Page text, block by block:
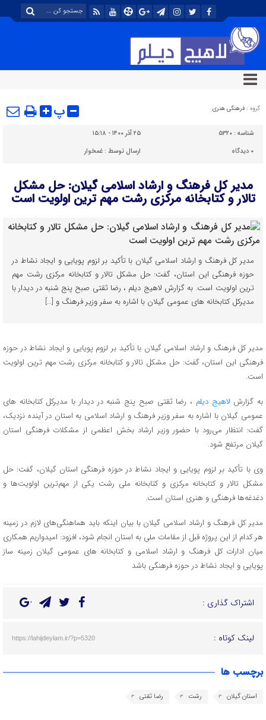
گروه : فرهنگی هنری پ
شناسه : ۵۳۲۰
۲۵ آذر ۱۴۰۰ - ۱۵:۱۸
۰ دیدگاه ارسال توسط :غمخوار
مدیر کل فرهنگ و ارشاد اسلامی گیلان: حل مشکل
تالار و کتابخانه مرکزی رشت مهم ترین اولویت است
مدیر کل فرهنگ و ارشاد اسلامی گیلان با تأکید بر لزوم پویایی و ایجاد نشاط در
حوزه فرهنگی این استان، گفت: حل مشکل تالار و کتابخانه مرکزی رشت مهم
ترین اولویت است. به گزارش لاهیج دیلم ، رضا ثقتی صبح پنج شنبه در دیدار با
مدیرکل کتابخانه های عمومی گیلان با اشاره به سفر وزیر فرهنگ و […]
مدیر کل فرهنگ و ارشاد اسلامی گیلان با تأکید بر لزوم پویایی و ایجاد نشاط در حوزه
فرهنگی این استان، گفت: حل مشکل تالار و کتابخانه مرکزی رشت مهم ترین اولویت
است.
به گزارش لاهیج دیلم ، رضا ثقتی صبح پنج شنبه در دیدار با مدیرکل کتابخانه های
عمومی گیلان با اشاره به سفر وزیر فرهنگ و ارشاد اسلامی به استان در آینده نزدیک،
گفت: انتظار می‌رود با حضور وزیر ارشاد بخش اعظمی از مشکلات فرهنگی استان
گیلان مرتفع شود.
وی با تأکید بر لزوم پویایی و ایجاد نشاط در حوزه فرهنگی استان گیلان، گفت: حل
مشکل تالار و کتابخانه مرکزی و کتابخانه ملی رشت یکی از مهم‌ترین اولویت‌ها و
دغدغه‌ها فرهنگی و هنری استان است.
مدیر کل فرهنگ و ارشاد اسلامی گیلان با بیان اینکه باید هماهنگی‌های لازم در زمینه
هر کدام از این پروژه قبل از مقامات ملی به استان انجام شود، افزود: امیدواریم همکاری
میان ادارات کل فرهنگ و ارشاد اسلامی و کتابخانه های عمومی گیلان زمینه ساز
پویایی و ایجاد نشاط در حوزه فرهنگی باشد
اشتراک گذاری :
لینک کوتاه : https://lahijdeylam.ir/?p=5320
برچسب ها
استان گیلان رشت رضا ثقتی